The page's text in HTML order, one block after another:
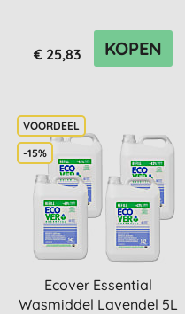
€ 25,83 KOPEN
-15%
Ecover Essential
Wasmiddel Lavendel 5L